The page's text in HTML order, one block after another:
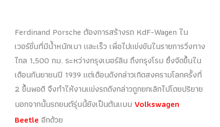
Ferdinand Porsche ต้องการสร้างรถ KdF-Wagen ใน
เวอร์ชั่นที่มีน้ำหนักเบา และเร็ว เพื่อไปแข่งขันในรายการวิ่งทาง
ไกล 1,500 กม. ระหว่างกรุงเบอร์ลิน ถึงกรุงโรม ซึ่งจัดขึ้นใน
เดือนกันยายนปี 1939 แต่เดือนดังกล่าวเกิดสงครามโลกครั้งที่
2 ขึ้นพอดี จึงทำให้งานแข่งรถดังกล่าวถูกยกเลิกไปโดยปริยาย
นอกจากนั้นรถยนต์รุ่นนี้ยังเป็นต้นแบบ Volkswagen
Beetle อีกด้วย